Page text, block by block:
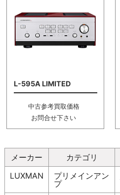
L-595A LIMITED
中古参考買取価格
お問合せ下さい
メーカー カテゴリ
LUXMAN
プリメインアン
プ